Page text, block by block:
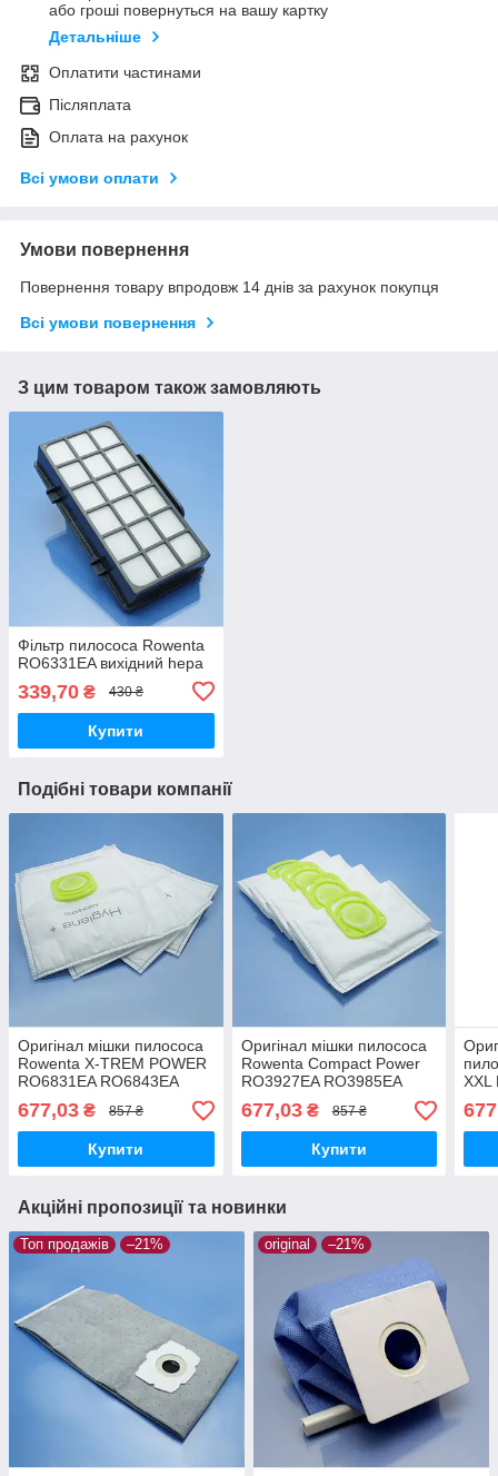
або гроші повернуться на вашу картку
Детальніше
Оплатити частинами
Післяплата
Оплата на рахунок
Всі умови оплати
Умови повернення
Повернення товару впродовж 14 днів за рахунок покупця
Всі умови повернення
З цим товаром також замовляють
Фільтр пилососа Rowenta
RO6331EA вихідний hepa
339,70 ₴ 430 ₴
Купити
Подібні товари компанії
Оригінал мішки пилососа
Rowenta X-TREM POWER
RO6831EA RO6843EA
RO6853EA RO6856EA
RO6886EA RO6899EA
одноразові ароматизовані
677,03 ₴ 857 ₴
Купити
Оригінал мішки пилососа
Rowenta Compact Power
RO3927EA RO3985EA
RO3923EA RO3953EA
RO3969EA одноразові
ароматизовані 4шт
677,03₴ 857 ₴
Купити
XXL
4шт
Акційні пропозиції та новинки
Топ продажів –21% original –21%